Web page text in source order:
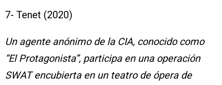
7- Tenet (2020)
Un agente anónimo de la CIA, conocido como
“El Protagonista”, participa en una operación
SWAT encubierta en un teatro de ópera de